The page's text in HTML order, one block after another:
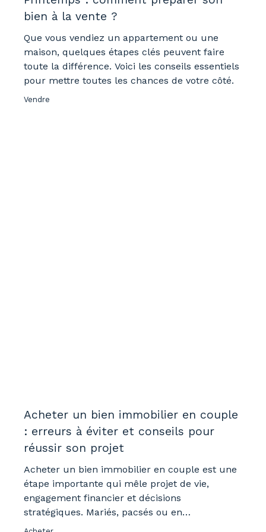
bien à la vente ?
Que vous vendiez un appartement ou une
maison, quelques étapes clés peuvent faire
toute la différence. Voici les conseils essentiels
pour mettre toutes les chances de votre côté.
Vendre
Acheter un bien immobilier en couple
: erreurs à éviter et conseils pour
réussir son projet
Acheter un bien immobilier en couple est une
étape importante qui mêle projet de vie,
engagement financier et décisions
stratégiques. Mariés, pacsés ou en
concubinage, découvrez les erreurs à éviter et